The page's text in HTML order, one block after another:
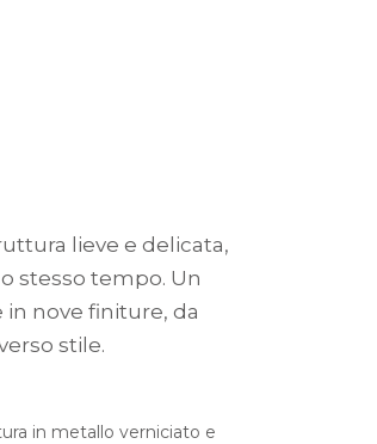
lieve e delicata,
stesso tempo. Un
nove finiture, da
stile.
in metallo verniciato e